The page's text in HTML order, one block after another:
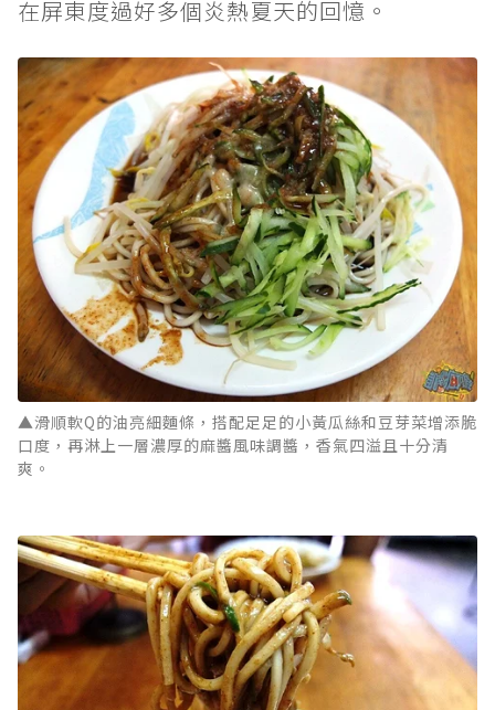
在屏東度過好多個炎熱夏天的回憶。
▲滑順軟Q的油亮細麵條，搭配足足的小黃瓜絲和豆芽菜增添脆
口度，再淋上一層濃厚的麻醬風味調醬，香氣四溢且十分清
爽。